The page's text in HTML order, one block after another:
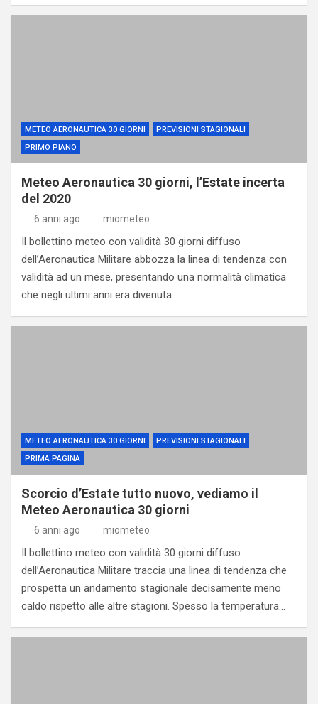
METEO AERONAUTICA 30 GIORNI
PREVISIONI STAGIONALI
PRIMO PIANO
Meteo Aeronautica 30 giorni, l’Estate incerta
del 2020
6 anni ago miometeo
Il bollettino meteo con validità 30 giorni diffuso
dell’Aeronautica Militare abbozza la linea di tendenza con
validità ad un mese, presentando una normalità climatica
che negli ultimi anni era divenuta…
METEO AERONAUTICA 30 GIORNI
PREVISIONI STAGIONALI
PRIMA PAGINA
Scorcio d’Estate tutto nuovo, vediamo il
Meteo Aeronautica 30 giorni
6 anni ago miometeo
Il bollettino meteo con validità 30 giorni diffuso
dell’Aeronautica Militare traccia una linea di tendenza che
prospetta un andamento stagionale decisamente meno
caldo rispetto alle altre stagioni. Spesso la temperatura…